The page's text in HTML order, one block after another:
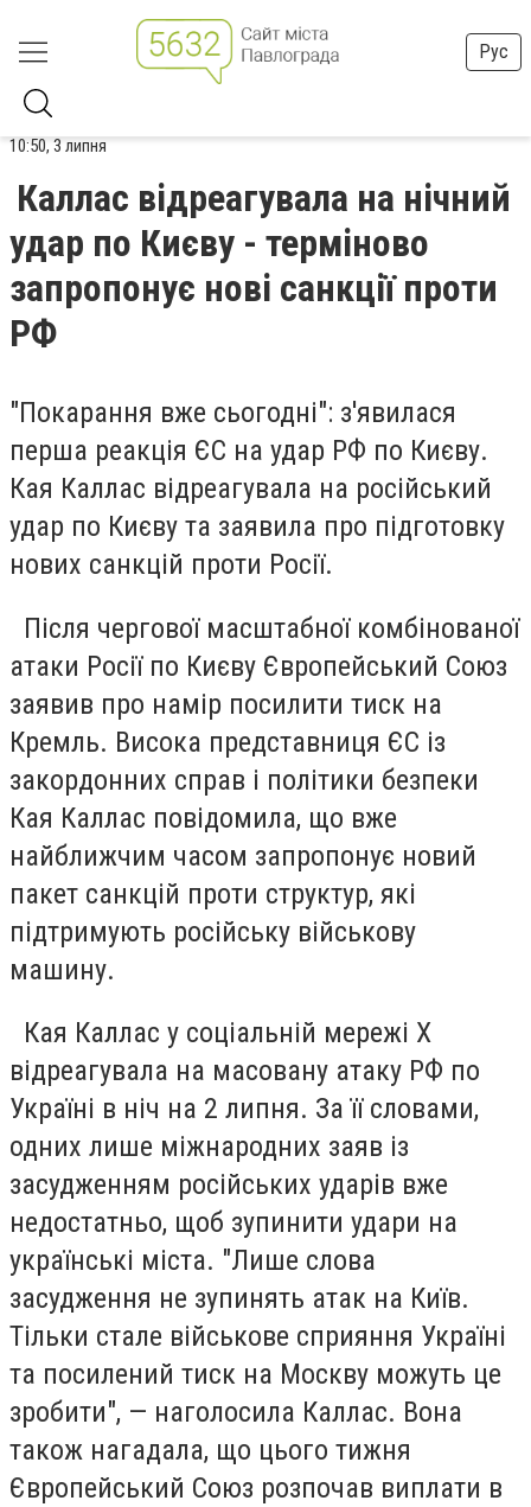
Рус
10:50, 3 липня
Каллас відреагувала на нічний
удар по Києву - терміново
запропонує нові санкції проти
РФ
"Покарання вже сьогодні": з'явилася
перша реакція ЄС на удар РФ по Києву.
Кая Каллас відреагувала на російський
удар по Києву та заявила про підготовку
нових санкцій проти Росії.
Після чергової масштабної комбінованої
атаки Росії по Києву Європейський Союз
заявив про намір посилити тиск на
Кремль. Висока представниця ЄС із
закордонних справ і політики безпеки
Кая Каллас повідомила, що вже
найближчим часом запропонує новий
пакет санкцій проти структур, які
підтримують російську військову
машину.
Кая Каллас у соціальній мережі X
відреагувала на масовану атаку РФ по
Україні в ніч на 2 липня. За її словами,
одних лише міжнародних заяв із
засудженням російських ударів вже
недостатньо, щоб зупинити удари на
українські міста. "Лише слова
засудження не зупинять атак на Київ.
Тільки стале військове сприяння Україні
та посилений тиск на Москву можуть це
зробити", — наголосила Каллас. Вона
також нагадала, що цього тижня
Європейський Союз розпочав виплати в